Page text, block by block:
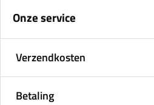
Onze service
Verzendkosten
Betaling